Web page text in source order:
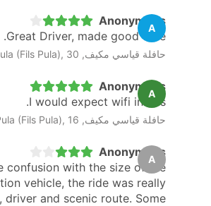
A
Anonymous
Great Driver, made good time.
حافلة قياسي مكيف, Fils Pula (Fils Pula), 30‏/08‏/2023
A
Anonymous
I would expect wifi in bus.
حافلة قياسي مكيف, Fils Pula (Fils Pula), 16‏/08‏/2023
A
Anonymous
confusion with the size of the
vehicle, the ride was really
driver and scenic route. Some